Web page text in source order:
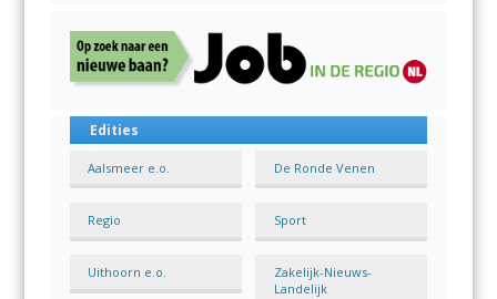
Edities
Aalsmeer e.o. De Ronde Venen
Regio Sport
Uithoorn e.o.
Zakelijk-Nieuws-
Landelijk